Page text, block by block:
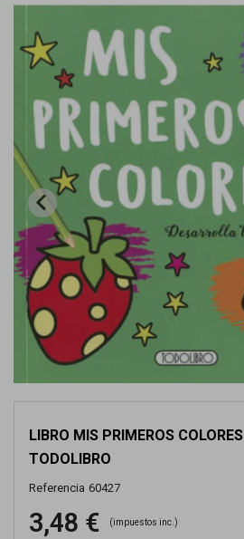
LIBRO MIS PRIMEROS COLORES
TODOLIBRO
Referencia 60427
3,48 € (impuestos inc.)